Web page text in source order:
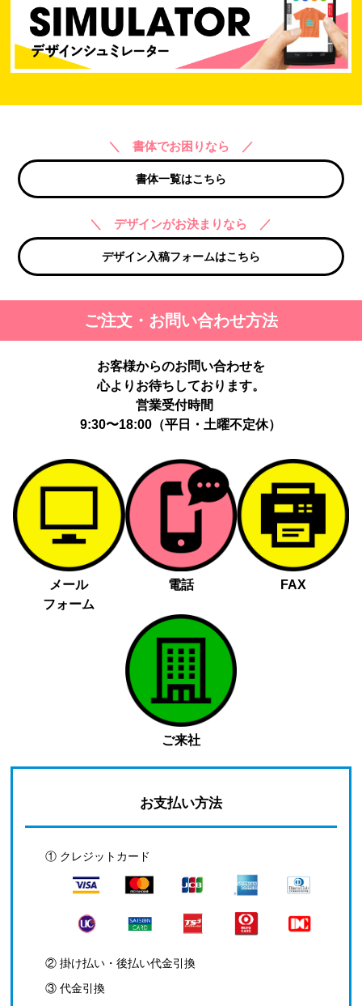
＼ 書体でお困りなら ／
書体一覧はこちら
＼ デザインがお決まりなら ／
デザイン入稿フォームはこちら
ご注文・お問い合わせ方法
お客様からのお問い合わせを
心よりお待ちしております。
営業受付時間
9:30〜18:00（平日・土曜不定休）
メール
フォーム
電話 FAX
ご来社
お支払い方法
① クレジットカード
② 掛け払い・後払い代金引換
③ 代金引換